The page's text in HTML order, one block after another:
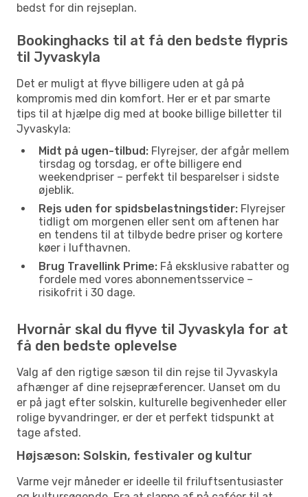
bedst for din rejseplan.
Bookinghacks til at få den bedste flypris
til Jyvaskyla
Det er muligt at flyve billigere uden at gå på
kompromis med din komfort. Her er et par smarte
tips til at hjælpe dig med at booke billige billetter til
Jyvaskyla:
Midt på ugen-tilbud: Flyrejser, der afgår mellem
tirsdag og torsdag, er ofte billigere end
weekendpriser – perfekt til besparelser i sidste
øjeblik.
Rejs uden for spidsbelastningstider: Flyrejser
tidligt om morgenen eller sent om aftenen har
en tendens til at tilbyde bedre priser og kortere
køer i lufthavnen.
Brug Travellink Prime: Få eksklusive rabatter og
fordele med vores abonnementsservice –
risikofrit i 30 dage.
Hvornår skal du flyve til Jyvaskyla for at
få den bedste oplevelse
Valg af den rigtige sæson til din rejse til Jyvaskyla
afhænger af dine rejsepræferencer. Uanset om du
er på jagt efter solskin, kulturelle begivenheder eller
rolige byvandringer, er der et perfekt tidspunkt at
tage afsted.
Højsæson: Solskin, festivaler og kultur
Varme vejr måneder er ideelle til friluftsentusiaster